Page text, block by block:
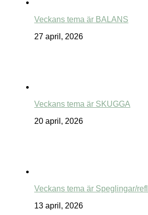
Veckans tema är BALANS
27 april, 2026
Veckans tema är SKUGGA
20 april, 2026
Veckans tema är Speglingar/
13 april, 2026